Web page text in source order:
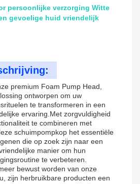
persoonlijke verzorging Witte
gevoelige huid vriendelijk
premium Foam Pump Head,
ontworpen om uw
te transformeren in een
ervaring.Met zorgvuldigheid
te combineren met
schuimpompkop het essentiële
die op zoek zijn naar een
manier om hun
te verbeteren.
bewust worden van onze
zijn herbruikbare producten een